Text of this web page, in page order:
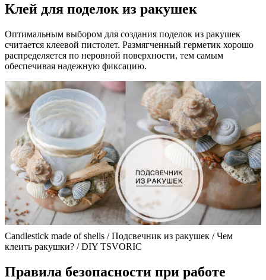
Клей для поделок из ракушек
Оптимальным выбором для создания поделок из ракушек
считается клеевой пистолет. Размягченный герметик хорошо
распределяется по неровной поверхности, тем самым
обеспечивая надежную фиксацию.
Candlestick made of shells / Подсвечник из ракушек / Чем
клеить ракушки? / DIY TSVORIC
Правила безопасности при работе